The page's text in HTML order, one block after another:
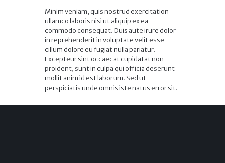
Minim veniam, quis nostrud exercitation
ullamco laboris nisi ut aliquip ex ea
commodo consequat. Duis aute irure dolor
in reprehenderit in voluptate velit esse
cillum dolore eu fugiat nulla pariatur.
Excepteur sint occaecat cupidatat non
proident, sunt in culpa qui officia deserunt
mollit anim id est laborum. Sed ut
perspiciatis unde omnis iste natus error sit.